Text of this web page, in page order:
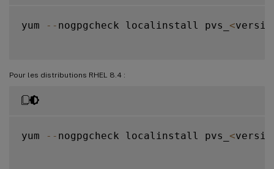
yum -- nogpgcheck localinstall pvs_ <
Pour les distributions RHEL 8.4 :
yum -- nogpgcheck localinstall pvs_ <